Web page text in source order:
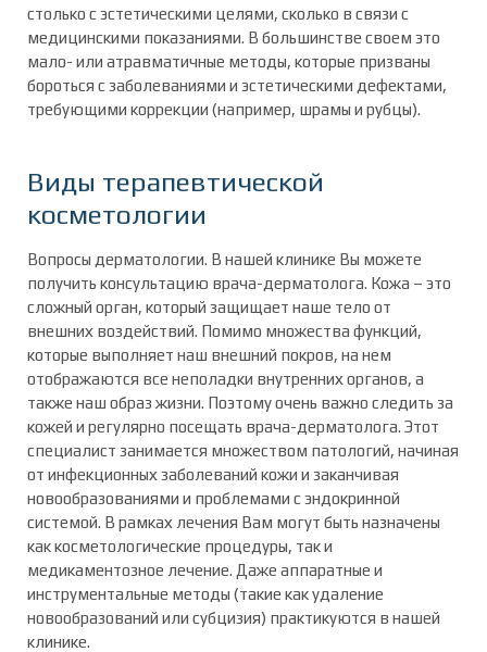
столько с эстетическими целями, сколько в связи с
медицинскими показаниями. В большинстве своем это
мало- или атравматичные методы, которые призваны
бороться с заболеваниями и эстетическими дефектами,
требующими коррекции (например, шрамы и рубцы).
Виды терапевтической
косметологии
Вопросы дерматологии. В нашей клинике Вы можете
получить консультацию врача-дерматолога. Кожа – это
сложный орган, который защищает наше тело от
внешних воздействий. Помимо множества функций,
которые выполняет наш внешний покров, на нем
отображаются все неполадки внутренних органов, а
также наш образ жизни. Поэтому очень важно следить за
кожей и регулярно посещать врача-дерматолога. Этот
специалист занимается множеством патологий, начиная
от инфекционных заболеваний кожи и заканчивая
новообразованиями и проблемами с эндокринной
системой. В рамках лечения Вам могут быть назначены
как косметологические процедуры, так и
медикаментозное лечение. Даже аппаратные и
инструментальные методы (такие как удаление
новообразований или субцизия) практикуются в нашей
клинике.